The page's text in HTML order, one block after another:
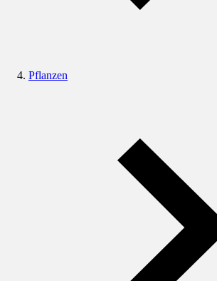
Pflanzen